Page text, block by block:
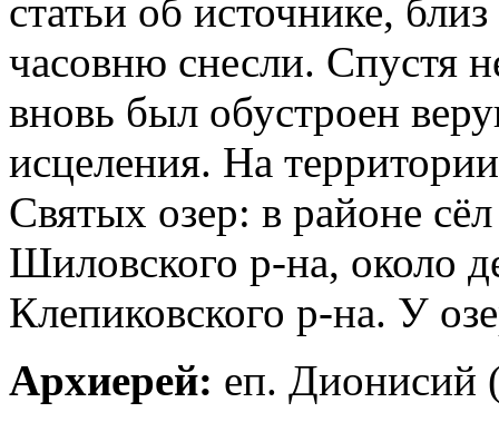
статьи об источнике,
часовню снесли. Спустя
вновь был обустроен
исцеления. На
Святых озер: в районе
Шиловского р-на, около
Клепиковского р-на. У
Архиерей: еп. Дионисий